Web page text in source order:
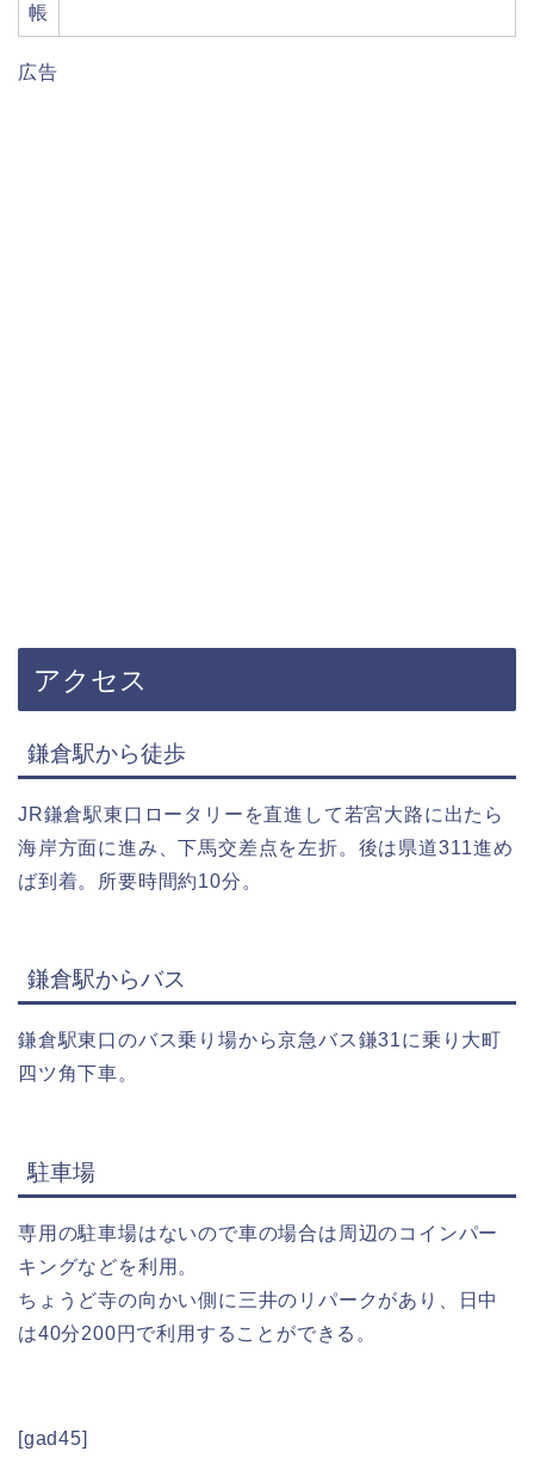
帳
広告
アクセス
鎌倉駅から徒歩
JR鎌倉駅東口ロータリーを直進して若宮大路に出たら
海岸方面に進み、下馬交差点を左折。後は県道311進め
ば到着。所要時間約10分。
鎌倉駅からバス
鎌倉駅東口のバス乗り場から京急バス鎌31に乗り大町
四ツ角下車。
駐車場
専用の駐車場はないので車の場合は周辺のコインパー
キングなどを利用。
ちょうど寺の向かい側に三井のリパークがあり、日中
は40分200円で利用することができる。
[gad45]